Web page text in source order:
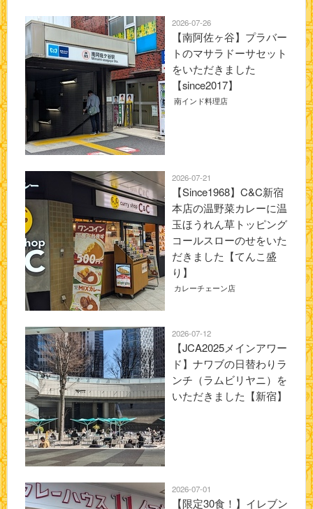
2026-07-26
【南阿佐ヶ谷】プラバー
トのマサラドーサセット
をいただきました
【since2017】
南インド料理店
2026-07-21
【Since1968】C&C新宿
本店の温野菜カレーに温
玉ほうれん草トッピング
コールスローのせをいた
だきました【てんこ盛
り】
カレーチェーン店
2026-07-12
【JCA2025メインアワー
ド】ナワブの日替わりラ
ンチ（ラムビリヤニ）を
いただきました【新宿】
2026-07-01
【限定30食！】イレブン